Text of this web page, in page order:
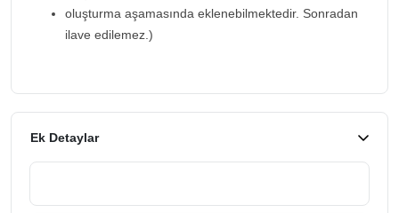
oluşturma aşamasında eklenebilmektedir. Sonradan
ilave edilemez.)
Ek Detaylar